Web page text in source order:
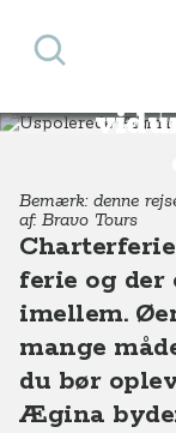
Søg
Destinationer
Bemærk: denne
af: Bravo Tours
ferie og
imellem.
mange
du bør
Ægina